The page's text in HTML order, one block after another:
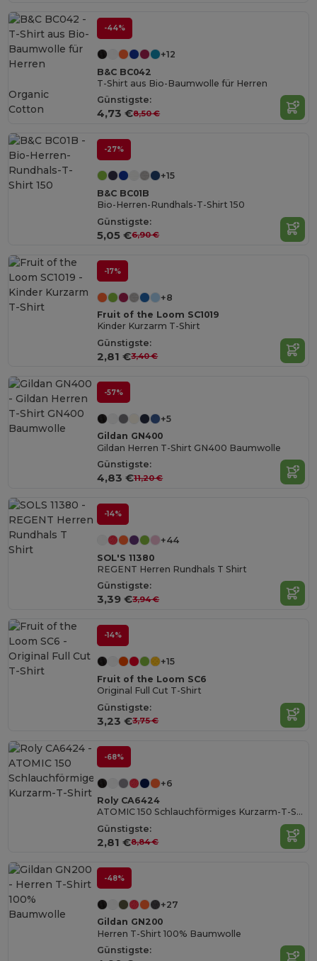
-44%
+12
B&C BC042
T-Shirt aus Bio-Baumwolle für Herren
Günstigste:
4,73 €8,50 €
Organic
Cotton
-27%
+15
B&C BC01B
Bio-Herren-Rundhals-T-Shirt 150
Günstigste:
5,05 €6,90 €
-17%
+8
Fruit of the Loom SC1019
Kinder Kurzarm T-Shirt
Günstigste:
2,81 €3,40 €
-57%
+5
Gildan GN400
Gildan Herren T-Shirt GN400 Baumwolle
Günstigste:
4,83 €11,20 €
-14%
+44
SOL'S 11380
REGENT Herren Rundhals T Shirt
Günstigste:
3,39 €3,94 €
-14%
+15
Fruit of the Loom SC6
Original Full Cut T-Shirt
Günstigste:
3,23 €3,75 €
-68%
+6
Roly CA6424
ATOMIC 150 Schlauchförmiges Kurzarm-T-Shirt
Günstigste:
2,81 €8,84 €
-48%
+27
Gildan GN200
Herren T-Shirt 100% Baumwolle
Günstigste: